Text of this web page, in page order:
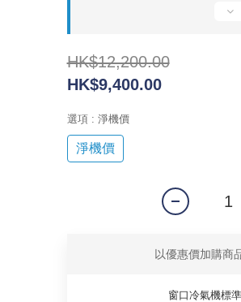
HK$12,200.00
HK$9,400.00
選項 : 淨機價
淨機價
以優惠價加購商
窗口冷氣機標